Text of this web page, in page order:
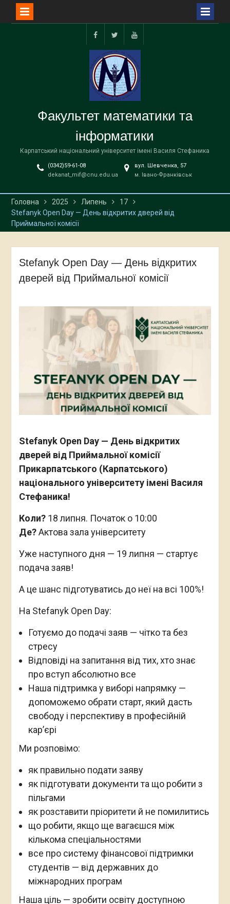
facebooktwitter youtube
Факультет математики та
інформатики
Карпатський національний університет імені Василя Стефаника
(0342)59-61-08
dekanat_mif@cnu.edu.ua
вул. Шевченка, 57
м. Івано-Франківськ
Головна 2025 Липень
17
Stefanyk Open Day — День відкритих дверей від
Приймальної комісії
Stefanyk Open Day — День відкритих
дверей від Приймальної комісії
Stefanyk Open Day — День відкритих
дверей від Приймальної комісії
Прикарпатського (Карпатського)
національного університету імені Василя
Стефаника!
Коли?18 липня. Початок о 10:00
Де?Актова зала університету
Уже наступного дня — 19 липня — стартує
подача заяв!
А це шанс підготуватись до неї на всі 100%!
На Stefanyk Open Day:
Готуємо до подачі заяв — чітко та без
стресу
Відповіді на запитання від тих, хто знає
про вступ абсолютно все
Наша підтримка у виборі напрямку —
допоможемо обрати старт, який дасть
свободу і перспективу в професійній
кар’єрі
Ми розповімо:
як правильно подати заяву
як підготувати документи та що робити з
пільгами
як розставити пріоритети й не помилитись
що робити, якщо ще вагаєшся між
кількома спеціальностями
все про систему фінансової підтримки
студентів — від державних до
міжнародних програм
Наша ціль — зробити освіту доступною